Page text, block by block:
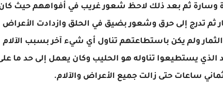
وسارة ثم بعد ذلك لاحظ شعور غريب في أفواههم حيث
ثم تدرج إلى حرق وشعور بضيق في الحلق وازدادت الأعراض
ولم يكن باستطاعتهم تناول أي شيء آخر بسبب الآلام
الذي يستطيعوا تناوله هو الحليب وكان يعمل إلى حد ما
ساعات حتى زالت جميع الأعراض والآلام.